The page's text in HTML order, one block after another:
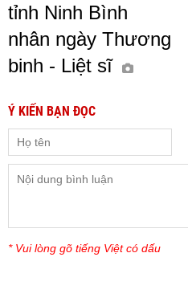
tỉnh Ninh Bình
nhân ngày Thương
binh - Liệt sĩ
Ý KIẾN BẠN ĐỌC
* Vui lòng gõ tiếng Việt có dấu